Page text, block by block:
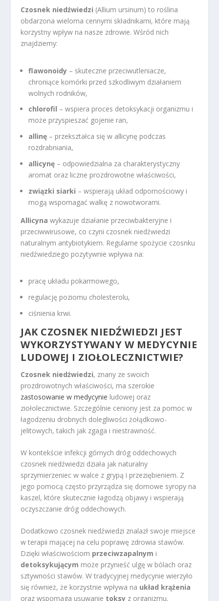
Czosnek niedźwiedzi (Allium ursinum) to roślina
obdarzona wieloma cennymi składnikami, które mają
korzystny wpływ na nasze zdrowie. Wśród nich
znajdziemy:
flawonoidy – skuteczne przeciwutleniacze,
chroniące komórki przed szkodliwym działaniem
wolnych rodników,
chlorofil – wspiera proces detoksykacji organizmu i
może przyspieszać gojenie ran,
allinę – przekształca się w allicynę podczas
rozdrabniania,
allicynę – odpowiedzialna za charakterystyczny
aromat oraz liczne prozdrowotne właściwości,
związki siarki – wspierają układ odpornościowy i
mogą wspomagać walkę z nowotworami.
Allicyna wykazuje działanie przeciwbakteryjne i
przeciwwirusowe, co czyni czosnek niedźwiedzi
naturalnym antybiotykiem. Regularne spożycie czosnku
niedźwiedziego pozytywnie wpływa na:
pracę układu pokarmowego,
regulację poziomu cholesterolu,
ciśnienia krwi.
JAK CZOSNEK NIEDŹWIEDZI JEST
WYKORZYSTYWANY W MEDYCYNIE
LUDOWEJ I ZIOŁOLECZNICTWIE?
Czosnek niedźwiedzi, znany ze swoich
prozdrowotnych właściwości, ma szerokie
zastosowanie w medycynie ludowej oraz
ziołolecznictwie. Szczególnie ceniony jest za pomoc w
łagodzeniu drobnych dolegliwości żołądkowo-
jelitowych, takich jak zgaga i niestrawność.
W kontekście infekcji górnych dróg oddechowych
czosnek niedźwiedzi działa jak naturalny
sprzymierzeniec w walce z grypą i przeziębieniem. Z
jego pomocą często przyrządza się domowe syropy na
kaszel, które skutecznie łagodzą objawy i wspierają
oczyszczanie dróg oddechowych.
Dodatkowo czosnek niedźwiedzi znalazł swoje miejsce
w terapii mającej na celu poprawę zdrowia stawów.
Dzięki właściwościom przeciwzapalnym i
detoksykującym może przynieść ulgę w bólach oraz
sztywności stawów. W tradycyjnej medycynie wierzyło
się również, że korzystnie wpływa na układ krążenia
oraz wspomaga usuwanie toksy z organizmu.